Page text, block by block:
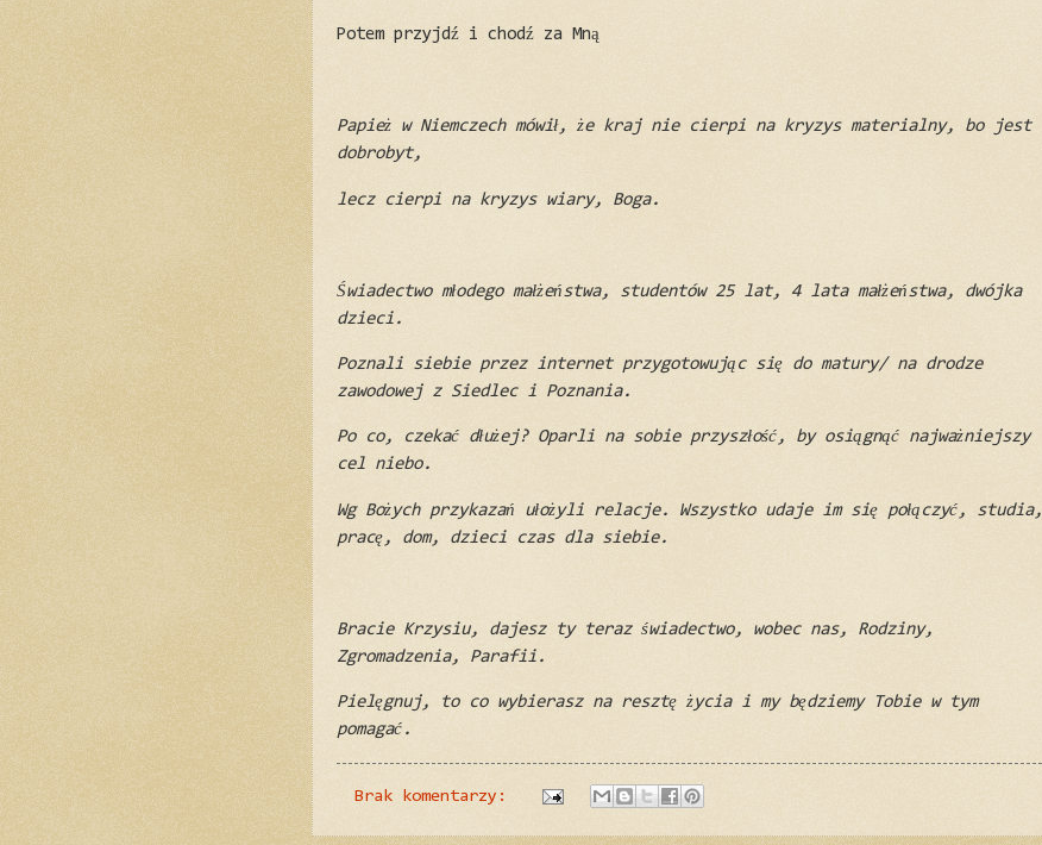
Potem przyjdź i chodź za Mną
Papież w Niemczech mówił, że kraj nie cierpi na kryzys materialny, bo jest
dobrobyt,
lecz cierpi na kryzys wiary, Boga.
Świadectwo młodego małżeństwa, studentów 25 lat, 4 lata małżeństwa, dwójka
dzieci.
Poznali siebie przez internet przygotowując się do matury/ na drodze
zawodowej z Siedlec i Poznania.
Po co, czekać dłużej? Oparli na sobie przyszłość, by osiągnąć najważniejszy
cel niebo.
Wg Bożych przykazań ułożyli relacje. Wszystko udaje im się połączyć, studia,
pracę, dom, dzieci czas dla siebie.
Bracie Krzysiu, dajesz ty teraz świadectwo, wobec nas, Rodziny,
Zgromadzenia, Parafii.
Pielęgnuj, to co wybierasz na resztę życia i my będziemy Tobie w tym
pomagać.
Brak komentarzy: